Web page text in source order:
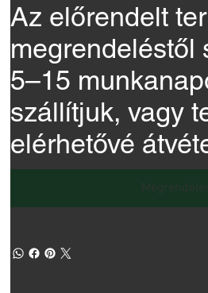
Az előrendelt
megrendeléstől
5–15
szállítjuk, vagy
elérhetővé